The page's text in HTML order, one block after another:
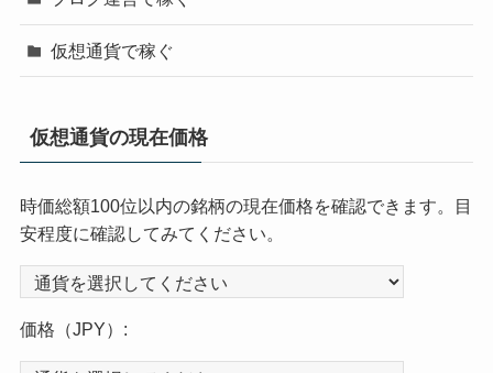
仮想通貨で稼ぐ
仮想通貨の現在価格
時価総額100位以内の銘柄の現在価格を確認できます。目
安程度に確認してみてください。
価格（JPY）: